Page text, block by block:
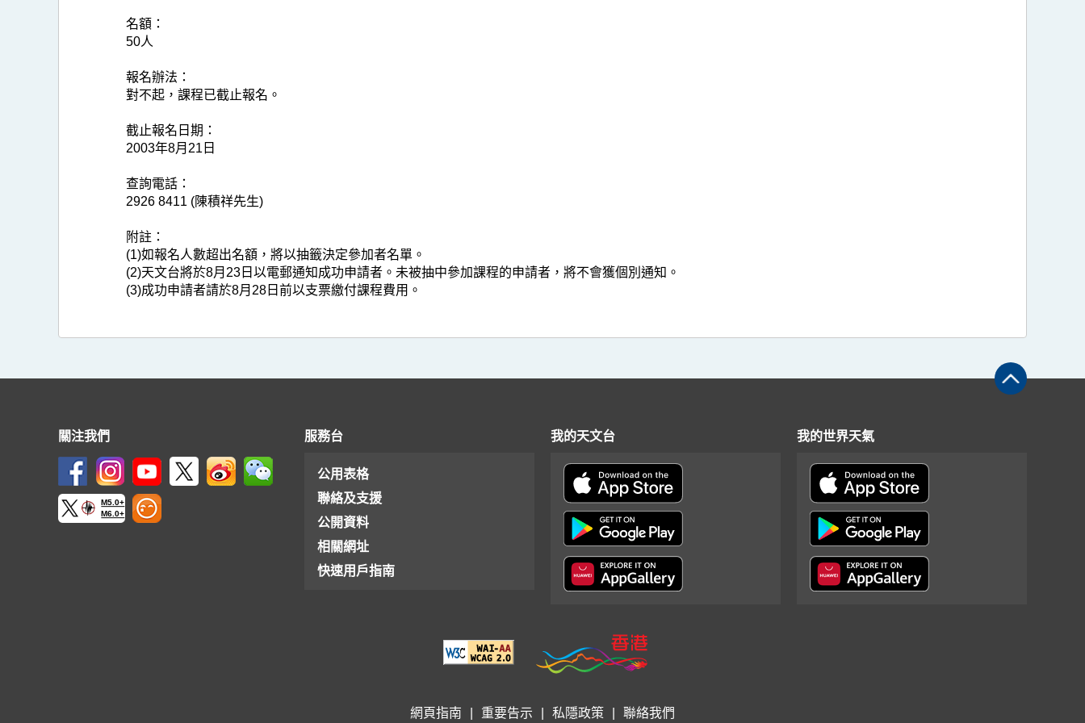
名額：
50人
報名辦法：
對不起，課程已截止報名。
截止報名日期：
2003年8月21日
查詢電話：
2926 8411 (陳積祥先生)
附註：
(1)如報名人數超出名額，將以抽籤決定參加者名單。
(2)天文台將於8月23日以電郵通知成功申請者。未被抽中參加課程的申請者，將不會獲個別通知。
(3)成功申請者請於8月28日前以支票繳付課程費用。
關注我們
M5.0+
M6.0+
服務台
公用表格
聯絡及支援
公開資料
相關網址
快速用戶指南
我的天文台 我的世界天氣
網頁指南 重要告示 私隱政策 聯絡我們